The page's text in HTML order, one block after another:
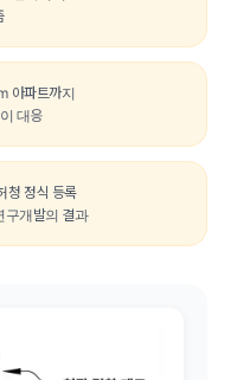
아파트까지
대응
청 정식 등록
구개발의 결과